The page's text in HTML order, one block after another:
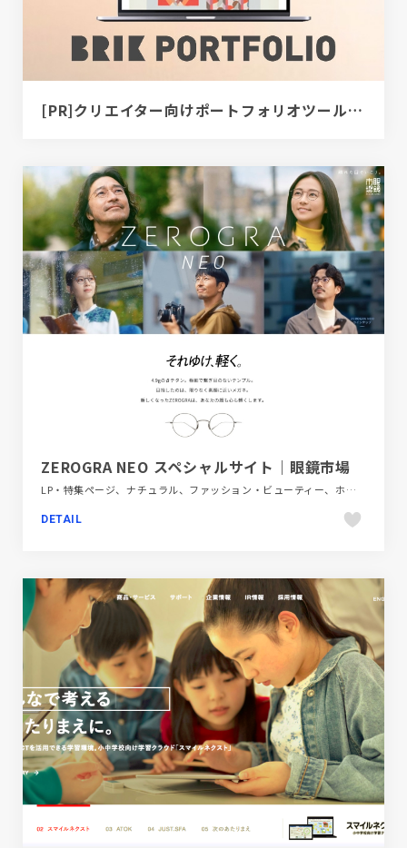
[PR]クリエイター向けポートフォリオツール｜BRIK PORTFOLIO
ZEROGRA NEO スペシャルサイト｜眼鏡市場
LP・特集ページ、ナチュラル、ファッション・ビューティー、ホワイト系、大きめ写真
DETAIL